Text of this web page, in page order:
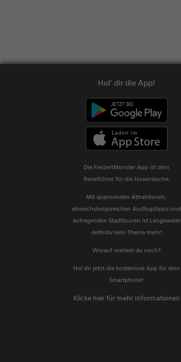
Hol' dir die App!
Die FreizeitMonster App ist dein
Reiseführer für die Hosentasche.
Mit spannenden Attraktionen,
abwechslungsreichen Ausflugstipps und
aufregenden Stadttouren ist Langeweile
definitiv kein Thema mehr!
Worauf wartest du noch?
Hol dir jetzt die kostenlose App für dein
Smartphone!
Klicke hier für mehr Informationen